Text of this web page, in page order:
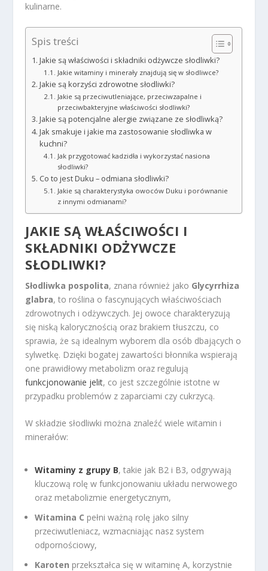
kulinarne.
Spis treści
Jakie są właściwości i składniki odżywcze słodliwki?
Jakie witaminy i minerały znajdują się w słodliwce?
Jakie są korzyści zdrowotne słodliwki?
Jakie są przeciwutleniające, przeciwzapalne i
przeciwbakteryjne właściwości słodliwki?
Jakie są potencjalne alergie związane ze słodliwką?
Jak smakuje i jakie ma zastosowanie słodliwka w
kuchni?
Jak przygotować kadzidła i wykorzystać nasiona
słodliwki?
Co to jest Duku – odmiana słodliwki?
Jakie są charakterystyka owoców Duku i porównanie
z innymi odmianami?
JAKIE SĄ WŁAŚCIWOŚCI I
SKŁADNIKI ODŻYWCZE
SŁODLIWKI?
Słodliwka pospolita, znana również jako Glycyrrhiza
glabra, to roślina o fascynujących właściwościach
zdrowotnych i odżywczych. Jej owoce charakteryzują
się niską kalorycznością oraz brakiem tłuszczu, co
sprawia, że są idealnym wyborem dla osób dbających o
sylwetkę. Dzięki bogatej zawartości błonnika wspierają
one prawidłowy metabolizm oraz regulują
funkcjonowanie jelit, co jest szczególnie istotne w
przypadku problemów z zaparciami czy cukrzycą.
W składzie słodliwki można znaleźć wiele witamin i
minerałów:
Witaminy z grupy B, takie jak B2 i B3, odgrywają
kluczową rolę w funkcjonowaniu układu nerwowego
oraz metabolizmie energetycznym,
Witamina C pełni ważną rolę jako silny
przeciwutleniacz, wzmacniając nasz system
odpornościowy,
Karoten przekształca się w witaminę A, korzystnie